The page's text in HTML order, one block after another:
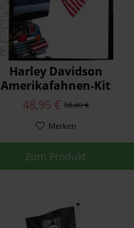
Harley Davidson
Amerikafahnen-Kit
94626-98
50,46 €
48,95 €
Merken
Zum Produkt